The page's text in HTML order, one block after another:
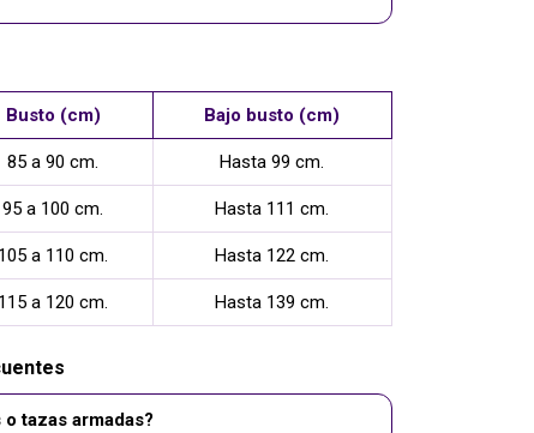
Busto (cm) Bajo busto (cm)
85 a 90 cm. Hasta 99 cm.
95 a 100 cm. Hasta 111 cm.
105 a 110 cm. Hasta 122 cm.
115 a 120 cm. Hasta 139 cm.
tazas armadas?